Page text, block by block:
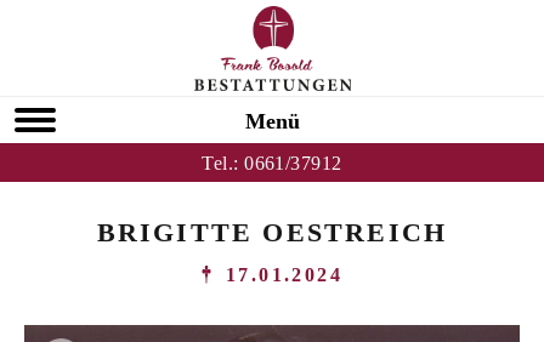
Menü
Tel.:0661/37912
BRIGITTE OESTREICH
17.01.2024